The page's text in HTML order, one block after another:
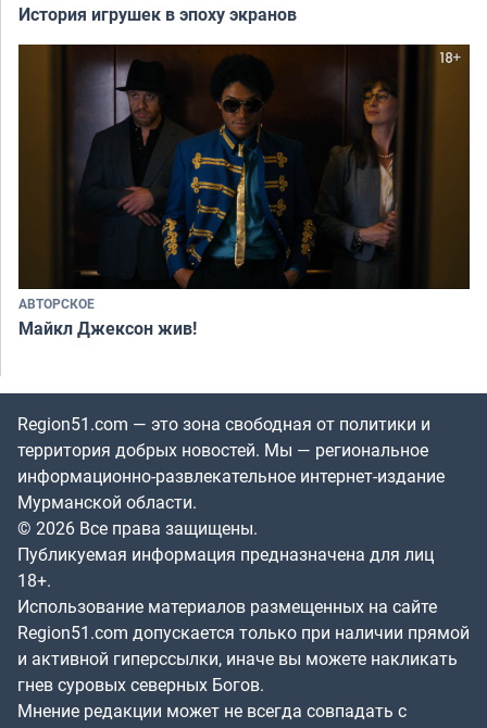
История игрушек в эпоху экранов
АВТОРСКОЕ
Майкл Джексон жив!
Region51.com — это зона свободная от политики и
территория добрых новостей. Мы — региональное
информационно-развлекательное интернет-издание
Мурманской области.
© 2026 Все права защищены.
Публикуемая информация предназначена для лиц
18+.
Использование материалов размещенных на сайте
Region51.com допускается только при наличии прямой
и активной гиперссылки, иначе вы можете накликать
гнев суровых северных Богов.
Мнение редакции может не всегда совпадать с